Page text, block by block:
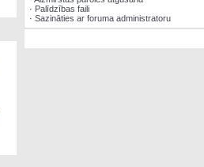
· Palīdzības faili
· Sazināties ar foruma administratoru